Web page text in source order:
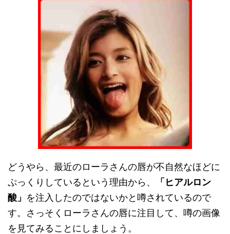
どうやら、最近のローラさんの唇が不自然なほどに
ぷっくりしているという理由から、
「ヒアルロン
酸」 を注入したのではないかと噂されているので
す。さっそくローラさんの唇に注目して、噂の画像
を見てみることにしましょう。